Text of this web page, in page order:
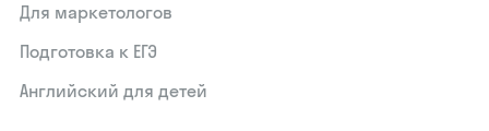
Для маркетологов
Подготовка к ЕГЭ
Английский для детей